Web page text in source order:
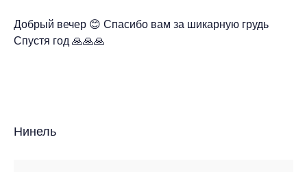
Добрый вечер 😊 Спасибо вам за шикарную грудь
Спустя год 🙏🙏🙏
Нинель